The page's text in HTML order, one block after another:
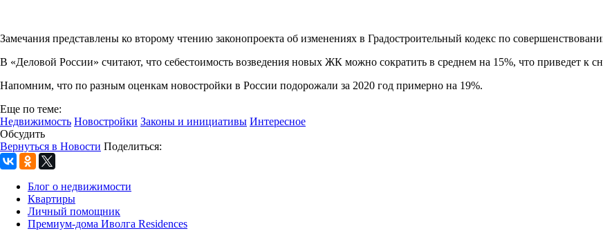
Замечания представлены ко второму чтению законопроекта об изменениях в Градостроительный кодекс по
В «Деловой России» считают, что себестоимость возведения новых ЖК можно сократить в среднем на 15%, что приведет к
Напомним, что по разным оценкам новостройки в России подорожали за 2020 год примерно на 19%.
Еще по теме:
Недвижимость Новостройки Законы и инициативы Интересное
Обсудить
Вернуться в Новости Поделиться:
Блог о недвижимости
Квартиры
Личный помощник
Премиум-дома Иволга Residences